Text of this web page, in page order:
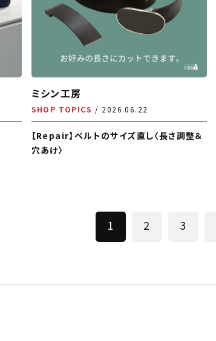
ミシン工房
SHOP TOPICS 2026.06.22
【Repair】ベルトのサイズ直し〈長さ調整＆
穴あけ〉
1 2 3